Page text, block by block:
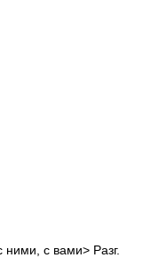
с вами> Разг.